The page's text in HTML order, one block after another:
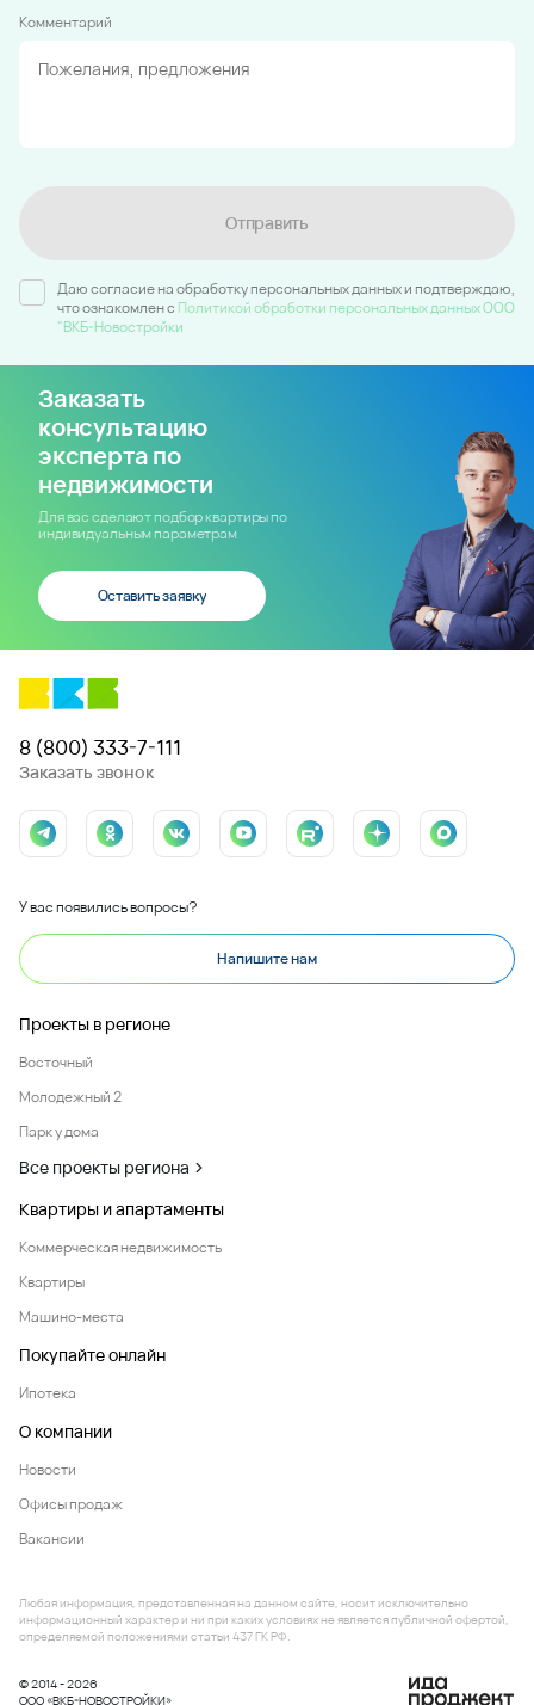
Комментарий
Отправить
Даю согласие на обработку персональных данных и подтверждаю,
что ознакомлен c Политикой обработки персональных данных ООО
"ВКБ-Новостройки
Заказать
консультацию
эксперта по
недвижимости
Для вас сделают подбор квартиры по
индивидуальным параметрам
Оставить заявку
8 (800) 333-7-111
Заказать звонок
У вас появились вопросы?
Напишите нам
Проекты в регионе
Восточный
Молодежный 2
Парк у дома
Все проекты региона
Квартиры и апартаменты
Коммерческая недвижимость
Квартиры
Машино-места
Покупайте онлайн
Ипотека
О компании
Новости
Офисы продаж
Вакансии
© 2014 - 2026
ООО «ВКБ-НОВОСТРОЙКИ»
Любая информация, представленная на данном сайте, носит исключительно
информационный характер и ни при каких условиях не является публичной офертой,
определяемой положениями статьи 437 ГК РФ.